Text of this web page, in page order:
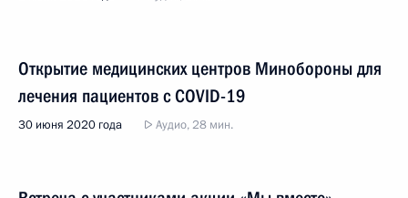
Открытие медицинских центров Минобороны для
лечения пациентов с COVID-19
30 июня 2020 года Аудио, 28 мин.